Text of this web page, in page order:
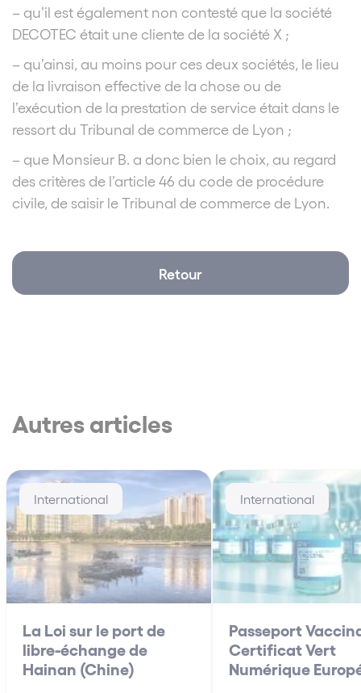
– qu’il est également non contesté que la société
DECOTEC était une cliente de la société X ;
– qu’ainsi, au moins pour ces deux sociétés, le lieu
de la livraison effective de la chose ou de
l’exécution de la prestation de service était dans le
ressort du Tribunal de commerce de Lyon ;
– que Monsieur B. a donc bien le choix, au regard
des critères de l’article 46 du code de procédure
civile, de saisir le Tribunal de commerce de Lyon.
Retour
Autres articles
International
La Loi sur le port de
libre-échange de
Hainan (Chine)
International
Passeport
Certificat Vert
Numérique